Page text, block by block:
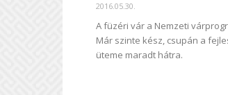
2016.05.30.
A füzéri vár a Nemzeti
Már szinte kész, csupán a
üteme maradt hátra.